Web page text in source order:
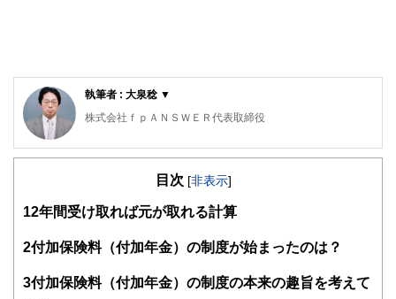
執筆者 : 大泉稔 ▼
株式会社ｆｐＡＮＳＷＥＲ代表取締役
専門学校東京スクールオブビジネス非常勤講師
刑務所職員、電鉄系タクシー会社事故係、社会保険庁ねんき
現在に至っています。講師や執筆者として広く情報発信する
てきました。ご相談を頂く属性と内容は、６５歳以上のリタ
や投資、それに不動産。また２０〜３０歳代の若年経営者か
らは、生命保険や損害保険、それにリーガル関連。趣味はス
目次 [非表示]
12年間受け取れば元が取れる計算
2付加保険料（付加年金）の制度が始まったのは？
3付加保険料（付加年金）の制度の本来の趣旨を考えて